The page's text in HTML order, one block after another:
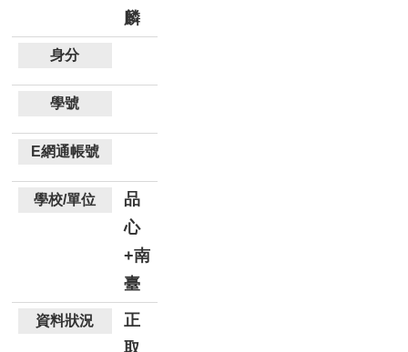
麟
品
心
+南
臺
正
取